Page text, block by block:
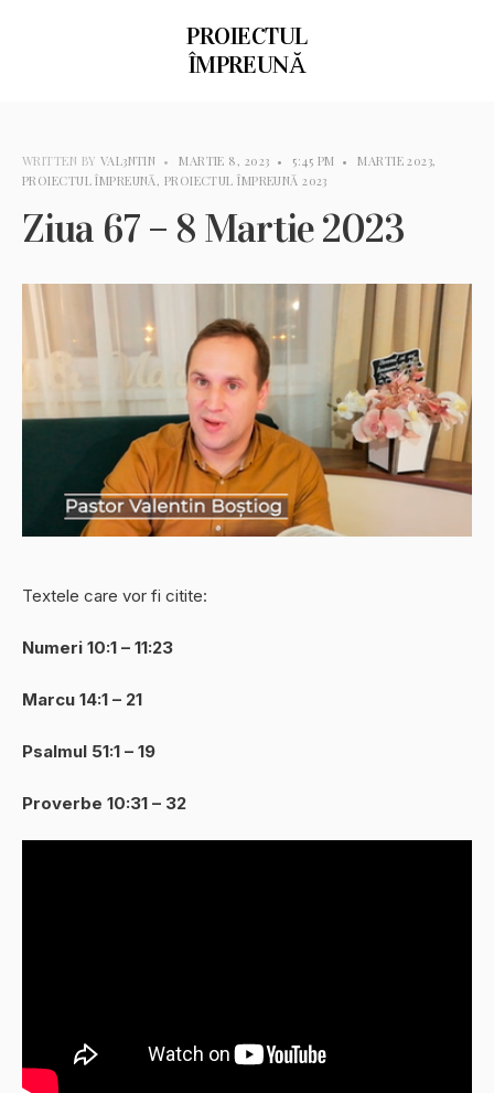
PROIECTUL
ÎMPREUNĂ
WRITTEN BY VAL3NTIN • MARTIE 8, 2023 • 5:45 PM • MARTIE 2023,
PROIECTUL ÎMPREUNĂ, PROIECTUL ÎMPREUNĂ 2023
Ziua 67 – 8 Martie 2023
Textele care vor fi citite:
Numeri 10:1 – 11:23
Marcu 14:1 – 21
Psalmul 51:1 – 19
Proverbe 10:31 – 32